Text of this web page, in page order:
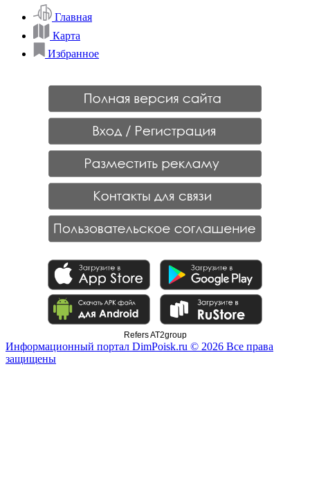
Главная
Карта
Избранное
Refers AT2group
Информационный портал DimPoisk.ru © 2026 Все права
защищены